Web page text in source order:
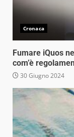
Cronaca
Fumare iQuos
com’è
30 Giugno 2024